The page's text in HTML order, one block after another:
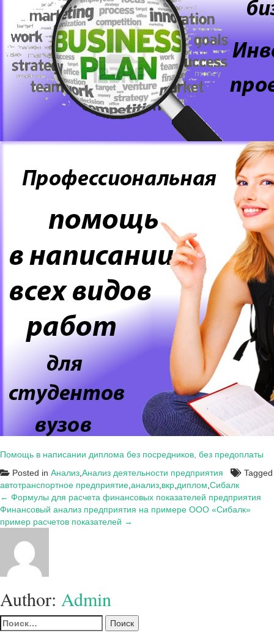
Помощь в написании диплома без посредников, без предоплаты
Posted in Анализ Анализ деятельности предприятия
Tagged
автотранспортное предприятие анализ вкр диплом Сибалк
Навигация
по
записям
← Формулы для расчета финансовых показателей предприятия
Финансовый анализ предприятия на примере ООО «Сибалк»
пример расчетов показателей →
Author: Admin
Найти: